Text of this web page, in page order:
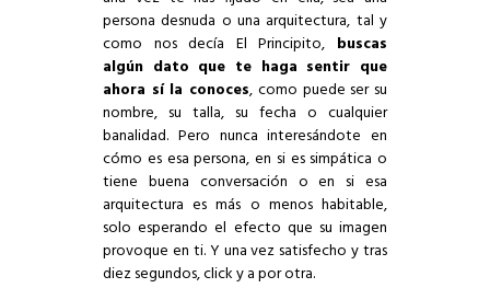
persona desnuda o una arquitectura, tal y
como nos decía El Principito, buscas
algún dato que te haga sentir que
ahora sí la conoces, como puede ser su
nombre, su talla, su fecha o cualquier
banalidad. Pero nunca interesándote en
cómo es esa persona, en si es simpática o
tiene buena conversación o en si esa
arquitectura es más o menos habitable,
solo esperando el efecto que su imagen
provoque en ti. Y una vez satisfecho y tras
diez segundos, click y a por otra.